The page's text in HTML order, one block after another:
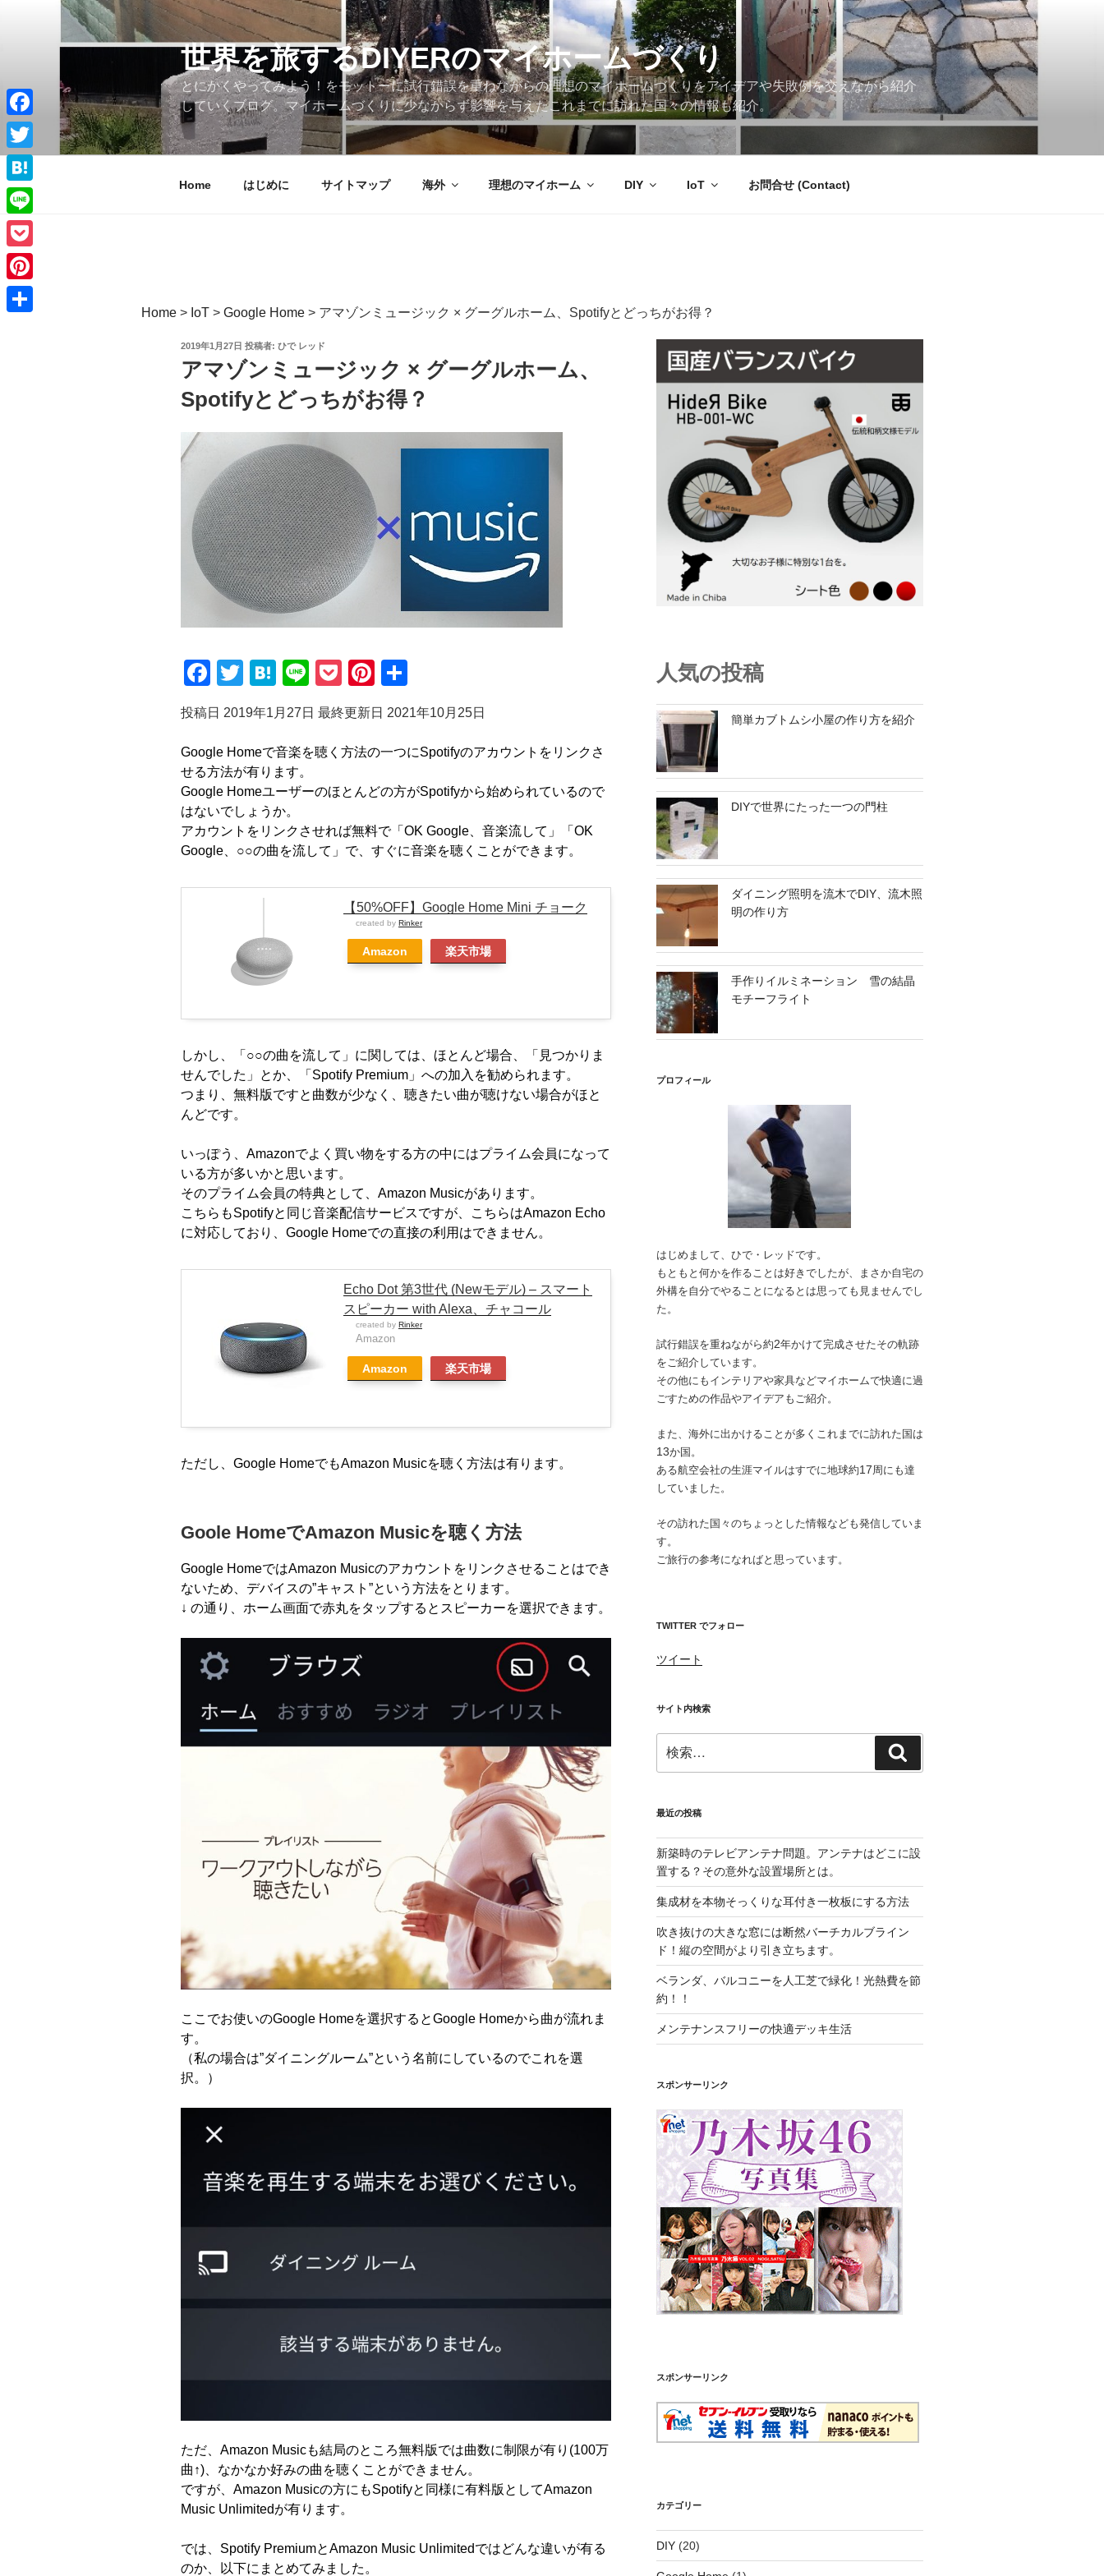
ツ
へ
ス
キ
プ
世界を旅するDIYERのマイホームづくり
とにかくやってみよう！をモットーに試行錯誤を重ねながらの理想のマイホームづくりをアイデアや失敗例を交えながら紹介
していくブログ。マイホームづくりに少なからず影響を与えたこれまでに訪れた国々の情報も紹介。
Home はじめに サイトマップ 海外 理想のマイホーム DIY IoT お問合せ (Contact)
Home > IoT > Google Home > アマゾンミュージック × グーグルホーム、Spotifyとどっちがお得？
投
日:
2019年1月27日 投稿者: ひで レッド
アマゾンミュージック × グーグルホーム、
Spotifyとどっちがお得？
F
a
c
e
b
o
o
k
T
wi
tt
er
H
at
e
n
a
Li
n
e
P
o
ck
et
Pi
nt
er
e
st
有
投稿日 2019年1月27日 最終更新日 2021年10月25日
Google Homeで音楽を聴く方法の一つにSpotifyのアカウントをリンクさ
せる方法が有ります。
Google Homeユーザーのほとんどの方がSpotifyから始められているので
はないでしょうか。
アカウントをリンクさせれば無料で「 OK Google 、音楽流して」「 OK
Google 、○○の曲を流して」で、すぐに音楽を聴くことができます。
【50%OFF】Google Home Mini チョーク
created by Rinker
Amazon 楽天市場
しかし、「○○の曲を流して」に関しては、ほとんど場合、「見つかりま
せんでした」とか、「 Spotify Premium」 への加入を勧められます。
つまり、無料版ですと曲数が少なく、聴きたい曲が聴けない場合がほと
んどです。
いっぽう、 Amazonでよく買い物をする方の中にはプライム会員になって
いる方が多いかと思います。
そのプライム会員の特典として、 Amazon Musicがあります。
こちらもSpotifyと同じ音楽配信サービスですが、こちらはAmazon Echo
に対応しており、 Google Homeでの直接の利用はできません。
Echo Dot 第3世代 (Newモデル) – スマート
スピーカー with Alexa、チャコール
created by Rinker
Amazon
Amazon 楽天市場
ただし、 Google HomeでもAmazon Musicを聴く方法は有ります。
Goole HomeでAmazon Musicを聴く方法
Google HomeではAmazon Musicのアカウントをリンクさせることはでき
ないため、デバイスの”キャスト”という方法をとります。
↓ の通り、ホーム画面で赤丸をタップするとスピーカーを選択できます。
ここでお使いのGoogle Homeを選択するとGoogle Homeから曲が流れま
す。
（私の場合は”ダイニングルーム”という名前にしているのでこれを選
択。）
ただ、 Amazon Musicも結局のところ無料版では曲数に制限が有り (100万
曲↑)
なかなか好みの曲を聴くことができません。
ですが、Amazon Musicの方にもSpotifyと同様に有料版としてAmazon
Music Unlimitedが有ります。
では、 Spotify PremiumとAmazon Music Unlimitedではどんな違いが有る
のか、以下に まとめてみました。
人気の投稿
簡単カブトムシ小屋の作り方を紹介
DIYで世界にたった一つの門柱
ダイニング照明を流木でDIY、流木照
明の作り方
手作りイルミネーション 雪の結晶
モチーフライト
プロフィール
はじめまして、ひで・レッドです。
もともと何かを作ることは好きでしたが、
まさか自宅の
外構を自分でやることになるとは思っても見ませんでし
た。
試行錯誤を重ねながら約2年かけて完成させたその軌跡
をご紹介しています。
その他にもインテリアや家具などマイホームで快適に過
ごすための作品やアイデアもご紹介。
また、海外に出かけることが多くこれまでに訪れた国は
13か国。
ある航空会社の生涯マイルはすでに地球約17 周にも達
していました。
その訪れた国々のちょっとした情報なども発信していま
す。
ご旅行の参考になればと思っています。
TWITTER でフォロー
ツイート
サイト内検索
索:
索
最近の投稿
新築時のテレビアンテナ問題。アンテナはどこに設
置する？その意外な設置場所とは。
集成材を本物そっくりな耳付き一枚板にする方法
吹き抜けの大きな窓には断然バーチカルブライン
ド！縦の空間がより引き立ちます。
ベランダ、バルコニーを人工芝で緑化！光熱費を節
約！！
メンテナンスフリーの快適デッキ生活
スポンサーリンク
スポンサーリンク
カテゴリー
DIY(20)
Facebook
Twitter
Hatena
Line
Pocket
Pinterest